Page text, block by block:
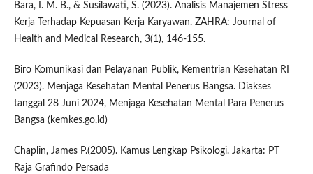
Bara, I. M. B., & Susilawati, S. (2023). Analisis Manajemen Stress
Kerja Terhadap Kepuasan Kerja Karyawan. ZAHRA: Journal of
Health and Medical Research, 3(1), 146-155.
Biro Komunikasi dan Pelayanan Publik, Kementrian Kesehatan RI
(2023). Menjaga Kesehatan Mental Penerus Bangsa. Diakses
tanggal 28 Juni 2024, Menjaga Kesehatan Mental Para Penerus
Bangsa (kemkes.go.id)
Chaplin, James P.(2005). Kamus Lengkap Psikologi. Jakarta: PT
Raja Grafindo Persada